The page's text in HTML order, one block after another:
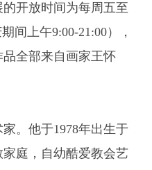
开放时间为每周五至
间上午9:00-21:00），
全部来自画家王怀
。他于1978年出生于
庭，自幼酷爱教会艺